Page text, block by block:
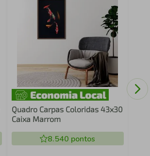
Quadro Carpas Coloridas 43x30
Caixa Marrom
8.540 pontos